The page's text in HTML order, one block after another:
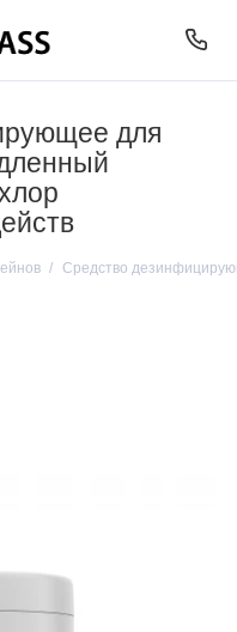
для
Средство